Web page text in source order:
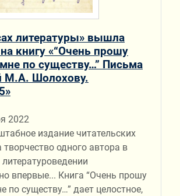
литературы» вышла
книгу «“Очень прошу
по существу…” Письма
М.А. Шолохову.
2022
издание читательских
творчество одного автора в
впервые... Книга “Очень прошу
по существу…” дает целостное,